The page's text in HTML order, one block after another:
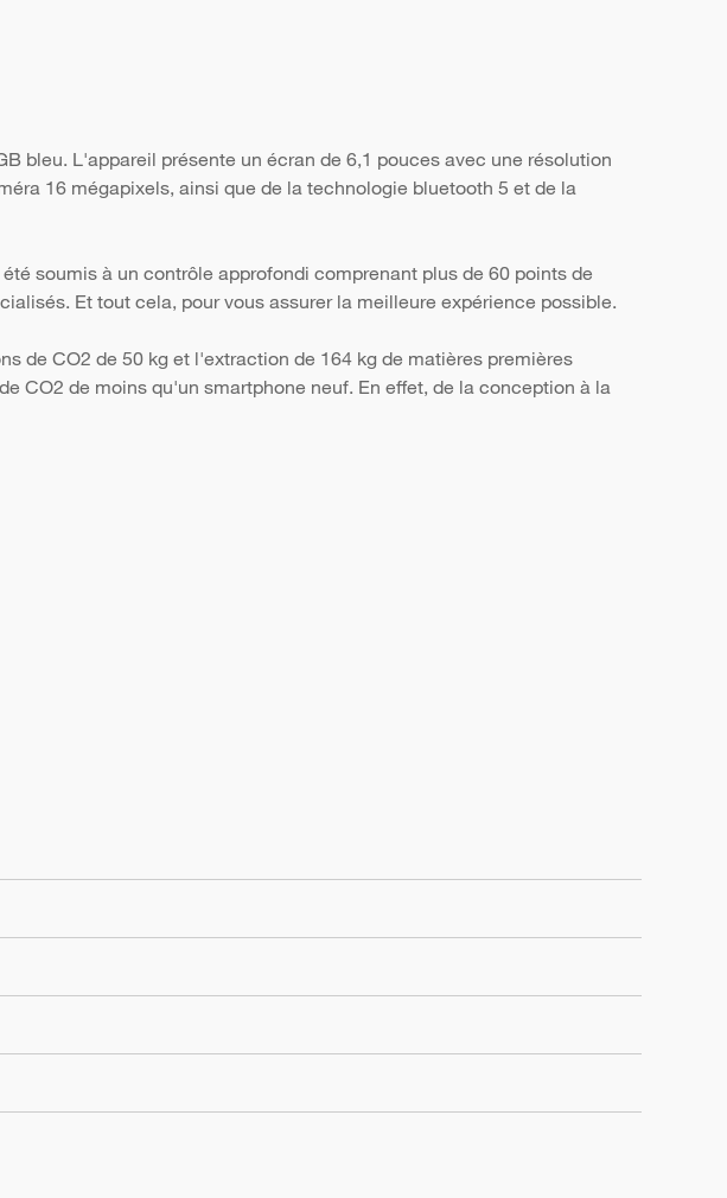
bleu. L'appareil présente un écran de 6,1 pouces avec une résolution
16 mégapixels, ainsi que de la technologie bluetooth 5 et de la
soumis à un contrôle approfondi comprenant plus de 60 points de
Et tout cela, pour vous assurer la meilleure expérience possible.
de CO2 de 50 kg et l'extraction de 164 kg de matières premières
CO2 de moins qu'un smartphone neuf. En effet, de la conception à la